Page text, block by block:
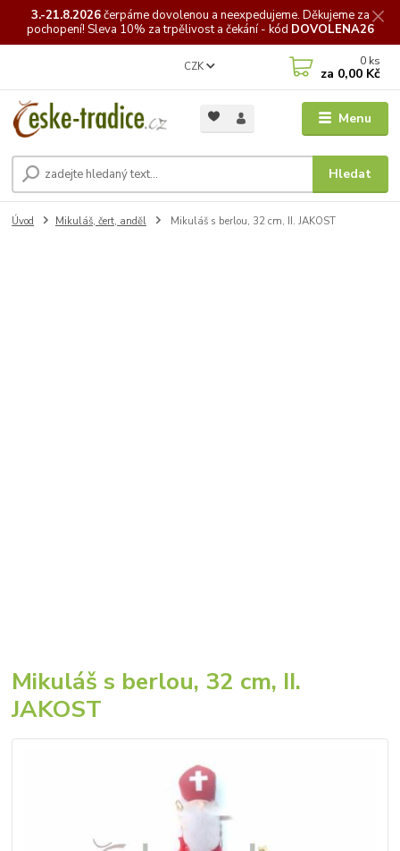
3.-21.8.2026čerpámedovolenou a neexpedujeme. Děkujeme za
pochopení! Sleva 10% za trpělivost a čekání - kód DOVOLENA26
Menu
CZK
Hledat
0 ks
za 0,00 Kč
Úvod Mikuláš, čert, anděl Mikuláš s berlou, 32 cm, II. JAKOST
Mikuláš s berlou, 32 cm, II.
JAKOST